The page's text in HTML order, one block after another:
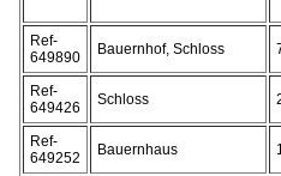
Ref-
649890
Bauernhof, Schloss
Ref-
649426
Schloss
Ref-
649252
Bauernhaus